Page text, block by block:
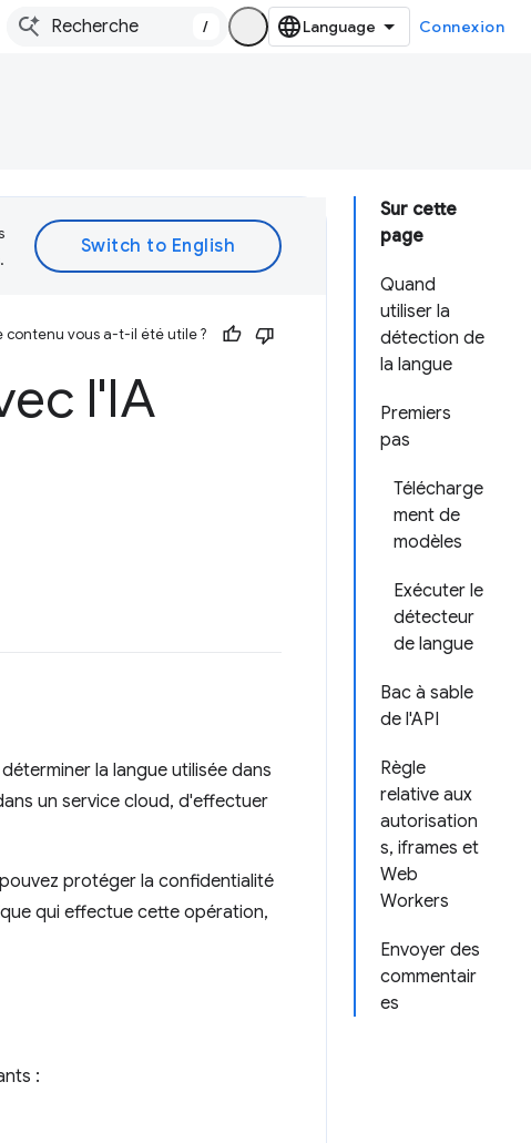
/ Connexion
Sur cette
page
Quand
utiliser la
détection de
la langue
Premiers
pas
Télécharge
ment de
modèles
Exécuter le
détecteur
de langue
Bac à sable
de l'API
Règle
relative aux
autorisation
s, iframes et
Web
Workers
Envoyer des
commentair
es
contenu vous a-t-il été utile ?
l'IA
la langue utilisée dans
un service cloud, d'effectuer
protéger la confidentialité
qui effectue cette opération,
: